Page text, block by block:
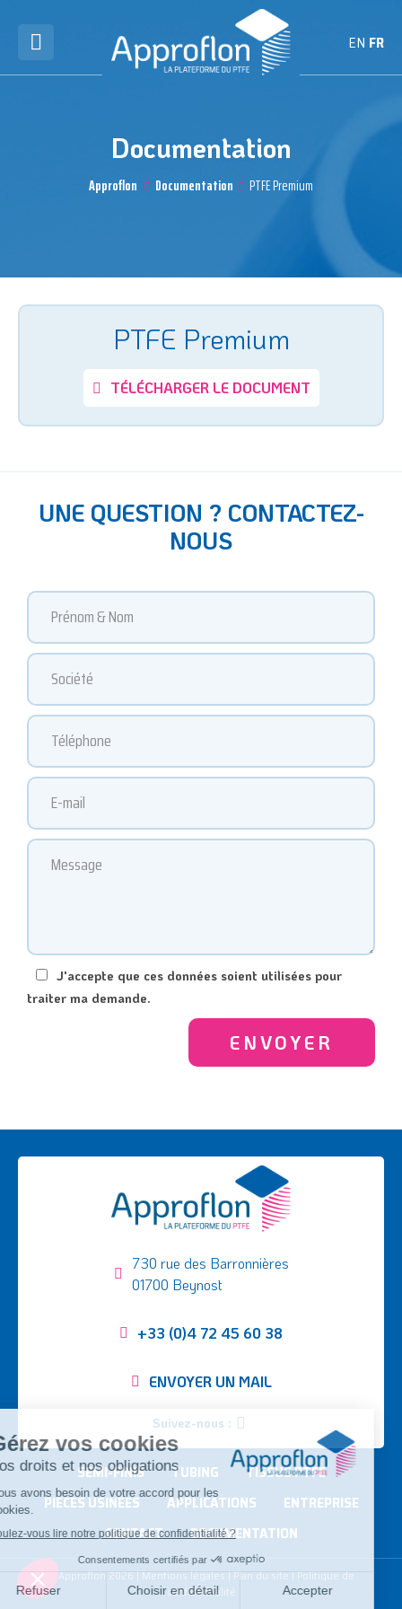
EN FR
Documentation
Approflon Documentation PTFE Premium
PTFE Premium
TÉLÉCHARGER LE DOCUMENT
UNE QUESTION ? CONTACTEZ-
NOUS
J'accepte que ces données soient utilisées pour
traiter ma demande.
730 rue des Barronnières
01700 Beynost
+33 (0)4 72 45 60 38
ENVOYER UN MAIL
Suivez-nous :
SEMI-FINIS TUBING
TISSUS PTFE
PIÈCES USINÉES
APPLICATIONS
ENTREPRISE
CONTACT
DOCUMENTATION
©Approflon 2026 | Mentions légales | Plan du site | Politique de
confidentialité